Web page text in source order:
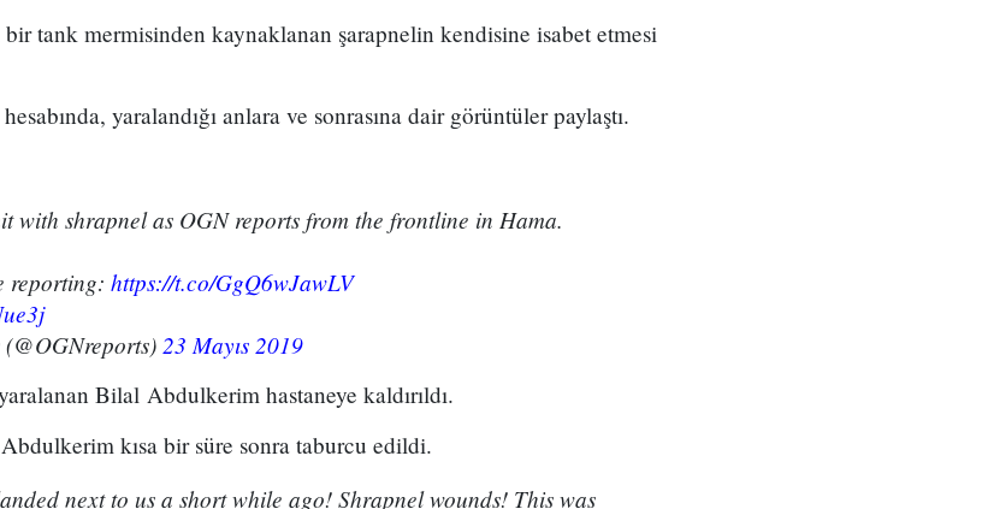
tank mermisinden kaynaklanan şarapnelin kendisine isabet etmesi
yaralandığı anlara ve sonrasına dair görüntüler paylaştı.
with shrapnel as OGN reports from the frontline in Hama.
reporting: https://t.co/GgQ6wJawLV
23 Mayıs 2019
Bilal Abdulkerim hastaneye kaldırıldı.
kısa bir süre sonra taburcu edildi.
next to us a short while ago! Shrapnel wounds! This was